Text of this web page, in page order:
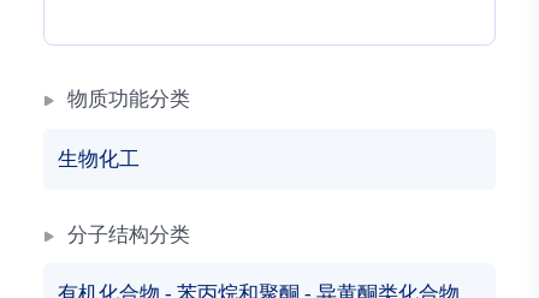
物质功能分类
生物化工
分子结构分类